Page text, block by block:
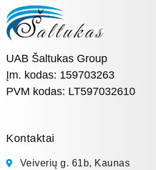
UAB Šaltukas Group
Įm. kodas: 159703263
PVM kodas: LT597032610
Kontaktai
Veiverių g. 61b, Kaunas